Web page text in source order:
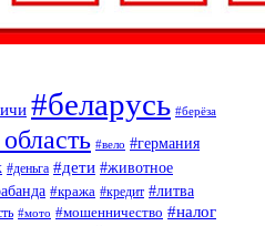
#беларусь #берёза
#вело #германия
#деньга #дети #животное
#кража #кредит #литва
#мото #мошенничество #налог